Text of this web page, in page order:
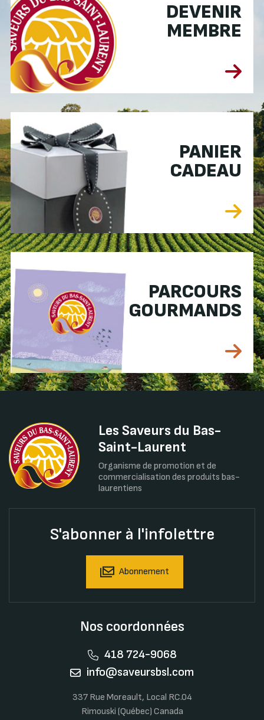
DEVENIR
MEMBRE
PANIER
CADEAU
PARCOURS
GOURMANDS
Les Saveurs du Bas-
Saint-Laurent
Organisme de promotion et de
commercialisation des produits bas-
laurentiens
S'abonner à l'infolettre
Abonnement
Nos coordonnées
418 724-9068
info@saveursbsl.com
337 Rue Moreault, Local RC.04
Rimouski (Québec) Canada